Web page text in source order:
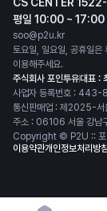
평일 10:00 ~
soo@p2u.kr
토요일, 일요일, 공휴일은
이용해주세요.
주식회사 포인투유대표 :
사업자 등록번호 :
통신판매업 : 제2025-
주소 : 06106 서울 강남
Copyright © P2U :: 포
이용약관개인정보처리방침